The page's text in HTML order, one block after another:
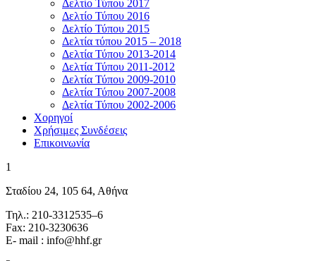
Δελτίο Τύπου 2017
Δελτίο Τύπου 2016
Δελτίο Τύπου 2015
Δελτία τύπου 2015 – 2018
Δελτία Τύπου 2013-2014
Δελτία Τύπου 2011-2012
Δελτία Τύπου 2009-2010
Δελτία Τύπου 2007-2008
Δελτία Τύπου 2002-2006
Χορηγοί
Χρήσιμες Συνδέσεις
Επικοινωνία
1
Σταδίου 24, 105 64, Αθήνα
Τηλ.: 210-3312535–6
Fax: 210-3230636
E- mail : info@hhf.gr